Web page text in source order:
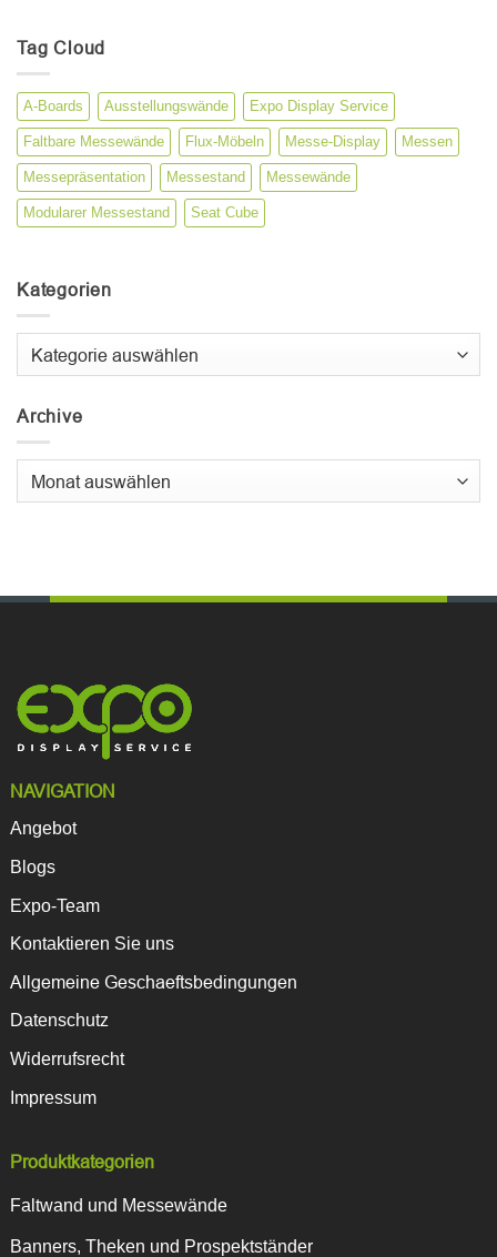
Messepräsenz
Tag Cloud
A-Boards Ausstellungswände Expo Display Service
Faltbare Messewände Flux-Möbeln Messe-Display Messen
Messepräsentation Messestand Messewände
Modularer Messestand Seat Cube
Kategorien
Kategorien
Archive
Archive
NAVIGATION
Angebot
Blogs
Expo-Team
Kontaktieren Sie uns
Allgemeine Geschaeftsbedingungen
Datenschutz
Widerrufsrecht
Impressum
Produktkategorien
Faltwand und Messewände
Banners, Theken und Prospektständer